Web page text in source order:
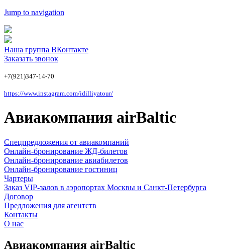
Jump to navigation
Наша группа ВКонтакте
Заказать звонок
+7(921)347-14-70
https://www.instagram.com/idilliyatour/
Авиакомпания airBaltic
Спецпредложения от авиакомпаний
Онлайн-бронирование ЖД-билетов
Онлайн-бронирование авиабилетов
Онлайн-бронирование гостиниц
Чартеры
Заказ VIP-залов в аэропортах Москвы и Санкт-Петербурга
Договор
Предложения для агентств
Контакты
О нас
Авиакомпания airBaltic